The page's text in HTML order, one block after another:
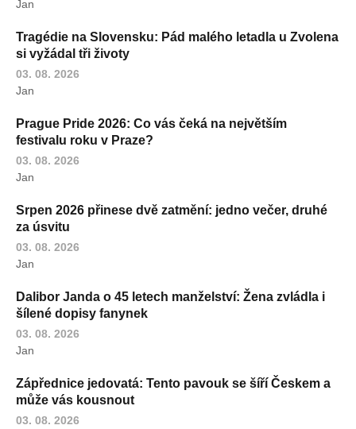
Jan
Tragédie na Slovensku: Pád malého letadla u Zvolena
si vyžádal tři životy
03. 08. 2026
Jan
Prague Pride 2026: Co vás čeká na největším
festivalu roku v Praze?
03. 08. 2026
Jan
Srpen 2026 přinese dvě zatmění: jedno večer, druhé
za úsvitu
03. 08. 2026
Jan
Dalibor Janda o 45 letech manželství: Žena zvládla i
šílené dopisy fanynek
03. 08. 2026
Jan
Zápřednice jedovatá: Tento pavouk se šíří Českem a
může vás kousnout
03. 08. 2026